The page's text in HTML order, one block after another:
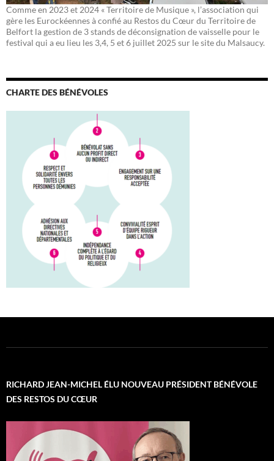
Comme en 2023 et 2024 « Territoire de Musique », l’association qui
gère les Eurockéennes à confié au Restos du Cœur du Territoire de
Belfort la gestion de 3 stands de déconsignation de vaisselle pour le
festival qui a eu lieu les 3,4, 5 et 6 juillet 2025 sur le site du Malsaucy.
CHARTE DES BÉNÉVOLES
RICHARD JEAN-MICHEL ÉLU NOUVEAU PRÉSIDENT BÉNÉVOLE
DES RESTOS DU CŒUR